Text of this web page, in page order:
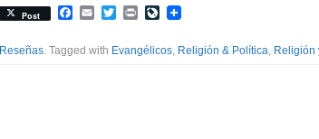
Post Facebook
EmailTwitterPrintLiveJournal
Reseñas. Tagged with Evangélicos, Religión & Política, Religión